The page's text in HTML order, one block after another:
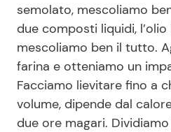
semolato, mescoliamo
due composti liquidi,
mescoliamo ben il tutto.
farina e otteniamo un
Facciamo lievitare fino a
volume, dipende dal
due ore magari.